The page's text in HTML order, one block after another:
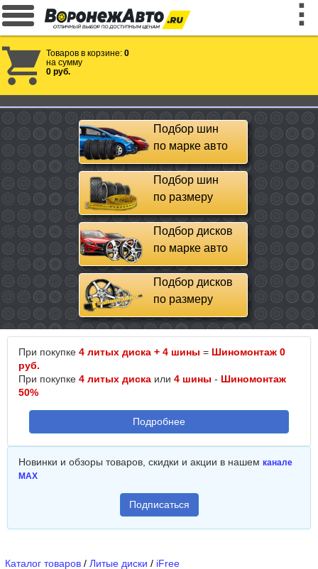
Товаров в корзине: 0
на сумму
0 руб.
Подбор шин
по марке авто
Подбор шин
по размеру
Подбор дисков
по марке авто
Подбор дисков
по размеру
При покупке 4 литых диска + 4 шины = Шиномонтаж 0
руб.
При покупке 4 литых диска или 4 шины - Шиномонтаж
50%
Подробнее
Новинки и обзоры товаров, скидки и акции в нашем канале
MAX
Подписаться
Каталог товаров / Литые диски / iFree